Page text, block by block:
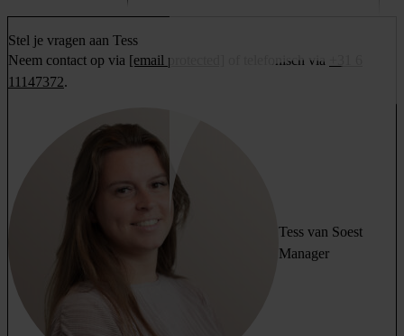
Stel je vragen aan Tess
Neem contact op via [email protected] of telefonisch via
11147372.
Tess van Soest
Manager